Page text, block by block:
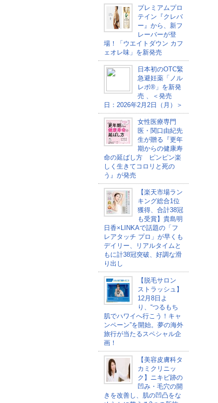
プレミアムプロ
テイン『クレバ
ー』から、新フ
レーバーが登
場！「ウエイトダウン カフ
ェオレ味」を新発売
日本初のOTC緊
急避妊薬「ノル
レボ®」を新発
売 、＜発売
日：2026年2月2日（月）＞
女性医療専門
医・関口由紀先
生が贈る『更年
期からの健康寿
命の延ばし方 ピンピン楽
しく生きてコロリと死の
う』が発売
【楽天市場ラン
キング総合1位
獲得、合計38冠
も受賞】貴島明
日香×LINKAで話題の「フ
レアタッチ プロ」が早くも
デイリー、リアルタイムと
もに計38冠突破、好調な滑
り出し
【脱毛サロン
ストラッシュ】
12月8日よ
り、“つるもち
肌でハワイへ行こう！キャ
ンペーン”を開始。夢の海外
旅行が当たるスペシャル企
画！
【美容皮膚科タ
カミクリニッ
ク】ニキビ跡の
凹み・毛穴の開
きを改善し、肌の凹凸をな